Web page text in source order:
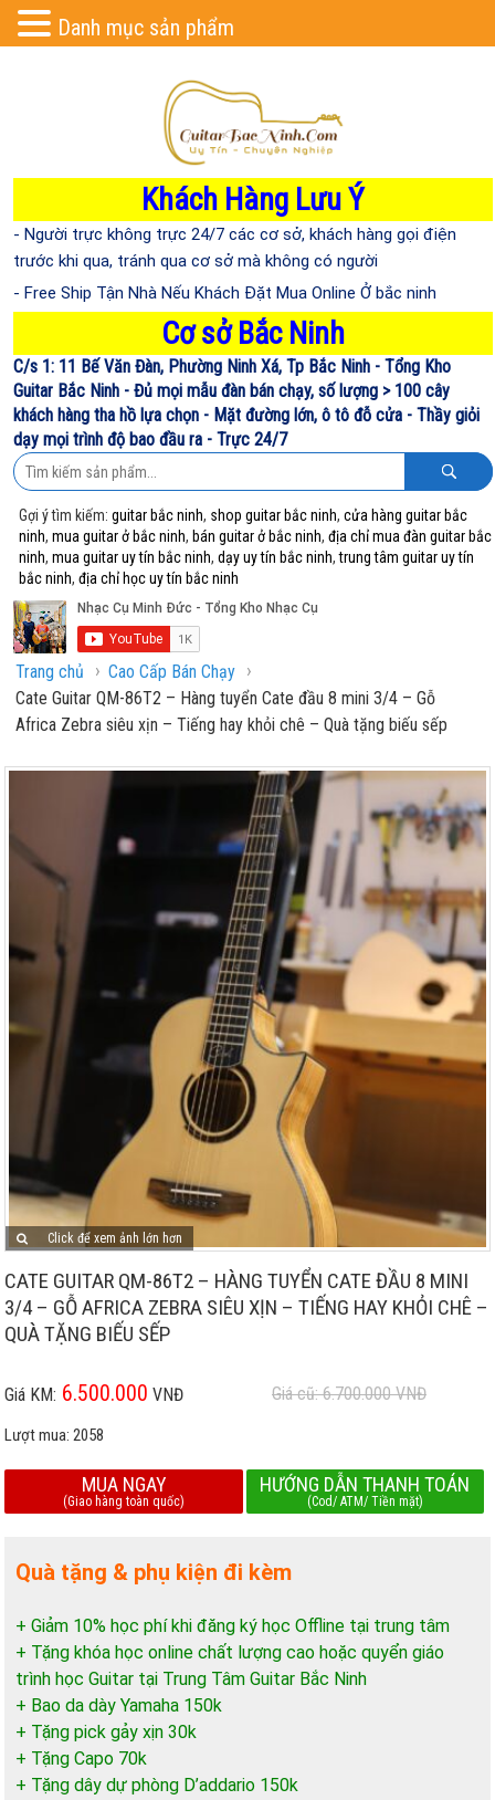
Khách Hàng Lưu Ý
- Người trực không trực 24/7 các cơ sở, khách hàng gọi điện
trước khi qua, tránh qua cơ sở mà không có người
- Free Ship Tận Nhà Nếu Khách Đặt Mua Online Ở bắc ninh
Cơ sở Bắc Ninh
C/s 1: 11 Bế Văn Đàn, Phường Ninh Xá, Tp Bắc Ninh - Tổng Kho
Guitar Bắc Ninh - Đủ mọi mẫu đàn bán chạy, số lượng > 100 cây
khách hàng tha hồ lựa chọn - Mặt đường lớn, ô tô đỗ cửa - Thầy giỏi
dạy mọi trình độ bao đầu ra - Trực 24/7
Gợi ý tìm kiếm:guitar bắc ninh, shop guitar bắc ninh,cửa hàng guitar bắc
ninh,mua guitar ở bắc ninh, bán guitar ở bắc ninh,địa chỉ mua đàn guitar bắc
ninh,mua guitar uy tín bắc ninh,dạy uy tín bắc ninh,trung tâm guitar uy tín
bắc ninh,địa chỉ học uy tín bắc ninh
Trang chủ › Cao Cấp Bán Chạy ›
Cate Guitar QM-86T2 – Hàng tuyển Cate đầu 8 mini 3/4 – Gỗ
Africa Zebra siêu xịn – Tiếng hay khỏi chê – Quà tặng biếu sếp
Click để xem ảnh lớn hơn
CATE GUITAR QM-86T2 – HÀNG TUYỂN CATE ĐẦU 8 MINI
3/4 – GỖ AFRICA ZEBRA SIÊU XỊN – TIẾNG HAY KHỎI CHÊ –
QUÀ TẶNG BIẾU SẾP
Giá KM: 6.500.000 VNĐ Giá cũ: 6.700.000VNĐ
Lượt mua:2058
MUA NGAY
(Giao hàng toàn quốc)
HƯỚNG DẪN THANH TOÁN
(Cod/ ATM/ Tiền mặt)
Quà tặng & phụ kiện đi kèm
+ Giảm 10% học phí khi đăng ký học Offline tại trung tâm
+ Tặng khóa học online chất lượng cao hoặc quyển giáo
trình học Guitar tại Trung Tâm Guitar Bắc Ninh
+ Bao da dày Yamaha 150k
+ Tặng pick gảy xịn 30k
+ Tặng Capo 70k
+ Tặng dây dự phòng D’addario 150k
Danh mục sản phẩm